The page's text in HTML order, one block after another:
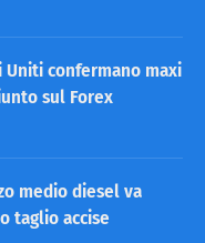
Uniti confermano maxi
sul Forex
medio diesel va
taglio accise